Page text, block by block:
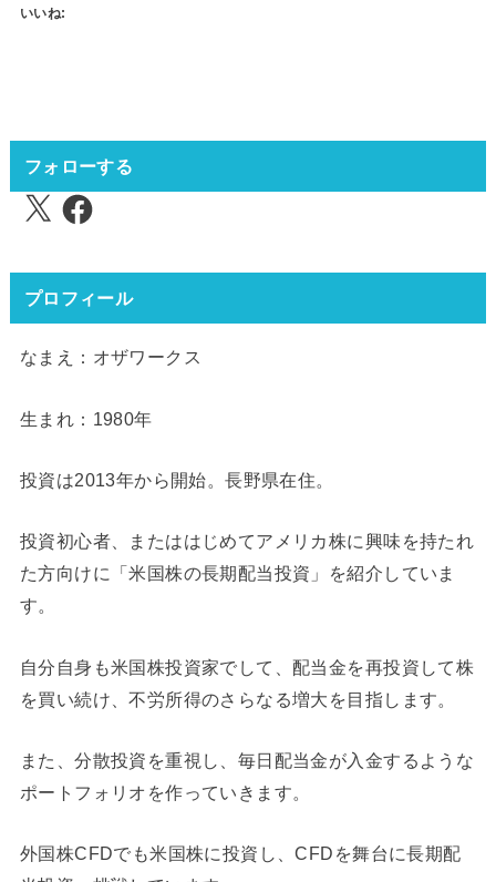
いいね:
フォローする
X Facebook
プロフィール
なまえ：オザワークス
生まれ：1980年
投資は2013年から開始。長野県在住。
投資初心者、またははじめてアメリカ株に興味を持たれ
た方向けに「米国株の長期配当投資」を紹介していま
す。
自分自身も米国株投資家でして、配当金を再投資して株
を買い続け、不労所得のさらなる増大を目指します。
また、分散投資を重視し、毎日配当金が入金するような
ポートフォリオを作っていきます。
外国株CFDでも米国株に投資し、CFDを舞台に長期配